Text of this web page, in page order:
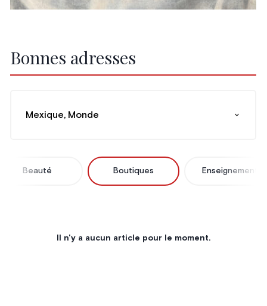
Bonnes adresses
Mexique, Monde
Beauté Boutiques Enseignement
Il n'y a aucun article pour le moment.